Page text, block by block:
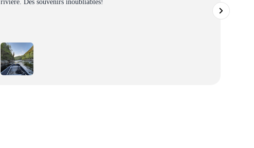
rivière. Des souvenirs inoubliables!